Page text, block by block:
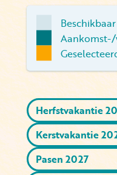
Beschikbaar
Herfstvakantie
Kerstvakantie
Pasen 2027